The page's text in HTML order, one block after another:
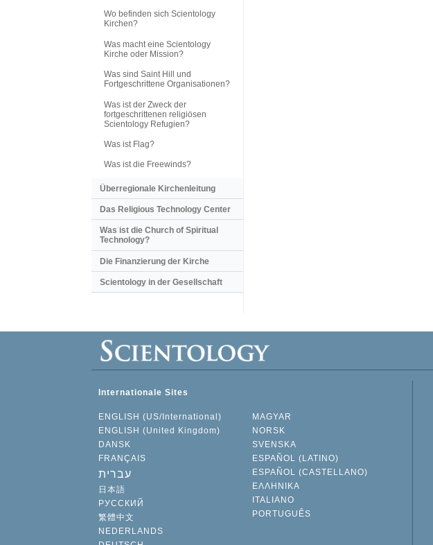
Wo befinden sich Scientology
Kirchen?
Was macht eine Scientology
Kirche oder Mission?
Was sind Saint Hill und
Fortgeschrittene Organisationen?
Was ist der Zweck der
fortgeschrittenen religiösen
Scientology Refugien?
Was ist Flag?
Was ist die Freewinds?
Überregionale Kirchenleitung
Das Religious Technology Center
Was ist die Church of Spiritual
Technology?
Die Finanzierung der Kirche
Scientology in der Gesellschaft
Internationale Sites
ENGLISH (US/International)
ENGLISH (United Kingdom)
DANSK
FRANÇAIS
עברית
日本語
РУССКИЙ
繁體中文
NEDERLANDS
MAGYAR
NORSK
SVENSKA
ESPAÑOL (LATINO)
ESPAÑOL (CASTELLANO)
ΕΛΛΗΝΙΚA
ITALIANO
PORTUGUÊS